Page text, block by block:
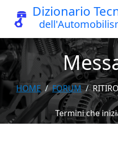
Dizionario
HOME FORUM
Termini che